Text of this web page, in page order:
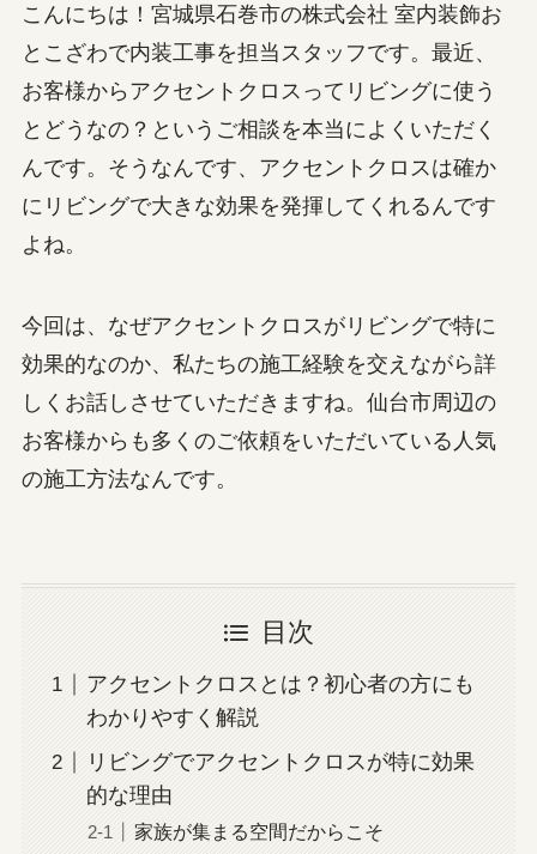
こんにちは！宮城県石巻市の株式会社 室内装飾お
とこざわで内装工事を担当スタッフです。最近、
お客様からアクセントクロスってリビングに使う
とどうなの？というご相談を本当によくいただく
んです。そうなんです、アクセントクロスは確か
にリビングで大きな効果を発揮してくれるんです
よね。
今回は、なぜアクセントクロスがリビングで特に
効果的なのか、私たちの施工経験を交えながら詳
しくお話しさせていただきますね。仙台市周辺の
お客様からも多くのご依頼をいただいている人気
の施工方法なんです。
目次
アクセントクロスとは？初心者の方にも
わかりやすく解説
リビングでアクセントクロスが特に効果
的な理由
家族が集まる空間だからこそ